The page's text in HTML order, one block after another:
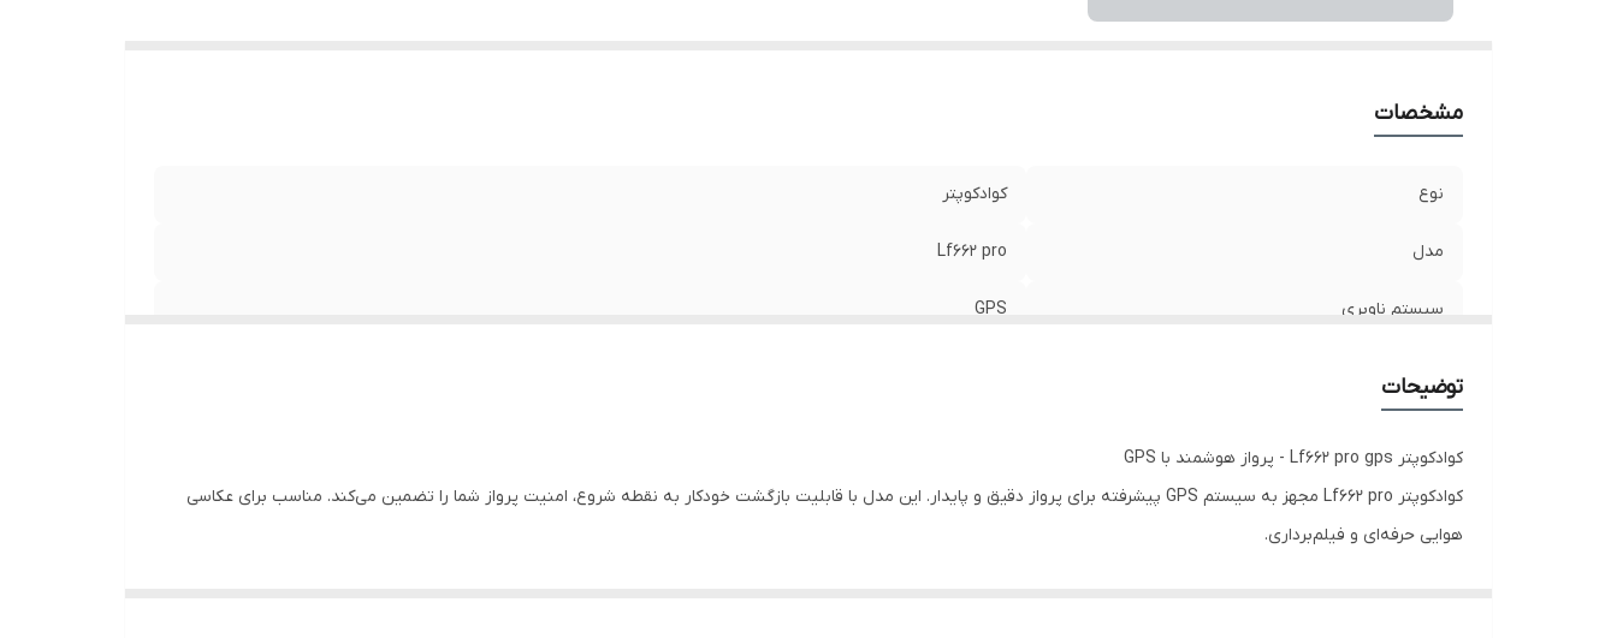
مشخصات
نوع کوادکوپتر
مدل Lf662 pro
سیستم ناوبری GPS
توضیحات
کوادکوپتر Lf662 pro gps - پرواز هوشمند با GPS
کوادکوپتر Lf662 pro مجهز به سیستم GPS پیشرفته برای پرواز دقیق و پایدار. این مدل با قابلیت بازگشت خودکار به نقطه شروع، امنیت پرواز شما را تضمین می‌کند. مناسب برای عکاسی
هوایی حرفه‌ای و فیلم‌برداری.